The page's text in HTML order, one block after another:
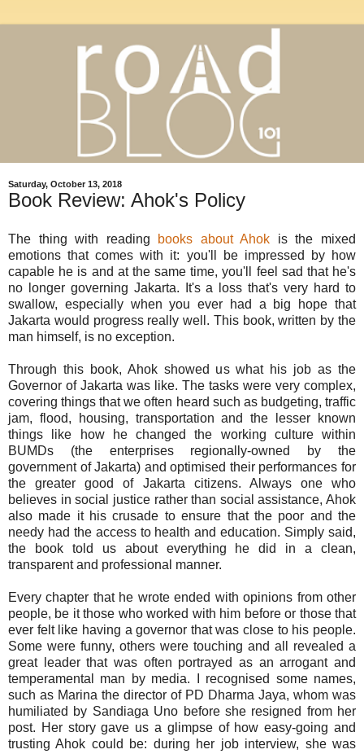
Saturday, October 13, 2018
Book Review: Ahok's Policy
The thing with reading books about Ahok is the mixed
emotions that comes with it: you'll be impressed by how
capable he is and at the same time, you'll feel sad that he's
no longer governing Jakarta. It's a loss that's very hard to
swallow, especially when you ever had a big hope that
Jakarta would progress really well. This book, written by the
man himself, is no exception.
Through this book, Ahok showed us what his job as the
Governor of Jakarta was like. The tasks were very complex,
covering things that we often heard such as budgeting, traffic
jam, flood, housing, transportation and the lesser known
things like how he changed the working culture within
BUMDs (the enterprises regionally-owned by the
government of Jakarta) and optimised their performances for
the greater good of Jakarta citizens. Always one who
believes in social justice rather than social assistance, Ahok
also made it his crusade to ensure that the poor and the
needy had the access to health and education. Simply said,
the book told us about everything he did in a clean,
transparent and professional manner.
Every chapter that he wrote ended with opinions from other
people, be it those who worked with him before or those that
ever felt like having a governor that was close to his people.
Some were funny, others were touching and all revealed a
great leader that was often portrayed as an arrogant and
temperamental man by media. I recognised some names,
such as Marina the director of PD Dharma Jaya, whom was
humiliated by Sandiaga Uno before she resigned from her
post. Her story gave us a glimpse of how easy-going and
trusting Ahok could be: during her job interview, she was